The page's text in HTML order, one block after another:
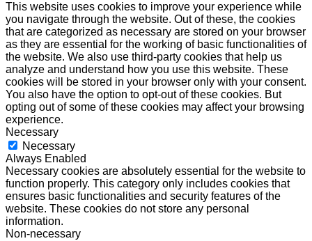
This website uses cookies to improve your experience while
you navigate through the website. Out of these, the cookies
that are categorized as necessary are stored on your browser
as they are essential for the working of basic functionalities of
the website. We also use third-party cookies that help us
analyze and understand how you use this website. These
cookies will be stored in your browser only with your consent.
You also have the option to opt-out of these cookies. But
opting out of some of these cookies may affect your browsing
experience.
Necessary
Necessary
Always Enabled
Necessary cookies are absolutely essential for the website to
function properly. This category only includes cookies that
ensures basic functionalities and security features of the
website. These cookies do not store any personal
information.
Non-necessary